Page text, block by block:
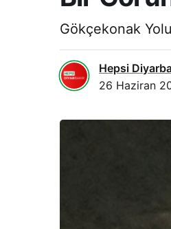
Gökçekonak
Hepsi
26 Haziran